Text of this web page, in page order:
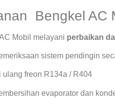
Bengkel AC
Mobil melayani perbaikan
sistem pendingin
ulang freon R134a / R404
evaporator dan